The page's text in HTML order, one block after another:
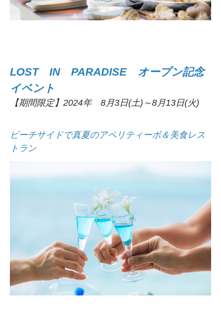
LOST IN PARADISE オープン記念
イベント
【期間限定】2024年 8月3日(土)～8月13日(火)
ビーチサイドで真夏のアペリティーボ＆美食レス
トラン